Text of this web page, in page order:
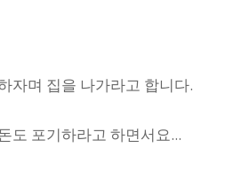
자며 집을 나가라고 합니다.
도 포기하라고 하면서요...